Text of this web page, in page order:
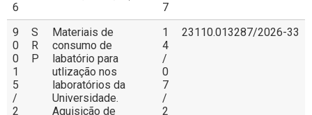
6
7
9
0
0
1
5
/
2
S
R
P
Materiais de
consumo de
labatório para
utlização nos
laboratórios da
Universidade.
Aquisição de
1
4
/
0
7
/
2
23110.013287/2026-33